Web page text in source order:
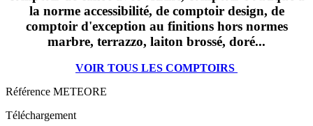
la norme accessibilité, de comptoir design, de
comptoir d'exception au finitions hors normes
marbre, terrazzo, laiton brossé, doré...
VOIR TOUS LES COMPTOIRS
Référence METEORE
Téléchargement